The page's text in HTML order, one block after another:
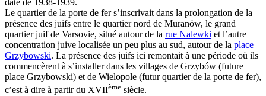
daté de 1938-1939.
Le quartier de la porte de fer s’inscrivait dans la prolongation de la
présence des juifs entre le quartier nord de Muranów, le grand
quartier juif de Varsovie, situé autour de la rue Nalewki et l’autre
concentration juive localisée un peu plus au sud, autour de la place
Grzybowski. La présence des juifs ici remontait à une période où ils
commencèrent à s’installer dans les villages de Grzybów (future
place Grzybowski) et de Wielopole (futur quartier de la porte de fer),
c’est à dire à partir du XVIIème siècle.